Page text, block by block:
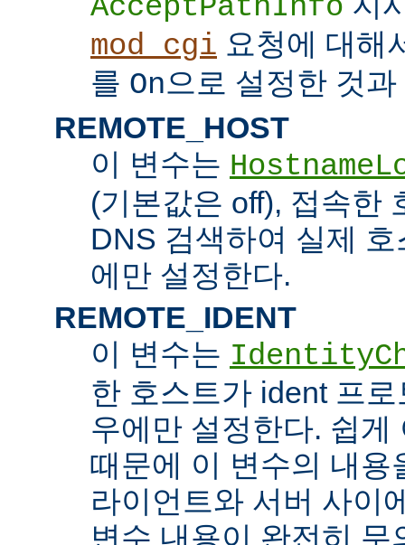
AcceptPathInfo
mod_cgi 요청에 대해
를 On으로 설정한 것과
REMOTE_HOST
이 변수는
(기본값은 off), 접속한
DNS 검색하여 실제
에만 설정한다.
REMOTE_IDENT
이 변수는
한 호스트가 ident 프
우에만 설정한다. 쉽게
때문에 이 변수의 내용
라이언트와 서버 사이
변수 내용이 완전히